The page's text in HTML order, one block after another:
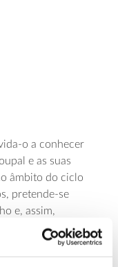
o a conhecer
e as suas
âmbito do ciclo
pretende-se
e, assim,
são gratuitas e
online.